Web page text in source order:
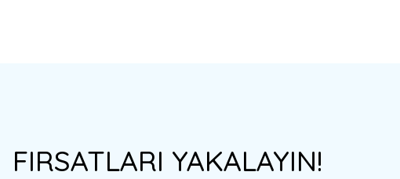
Ürün açıklamasında eksik bilgiler bulunuyor.
FIRSATLARI YAKALAYIN!